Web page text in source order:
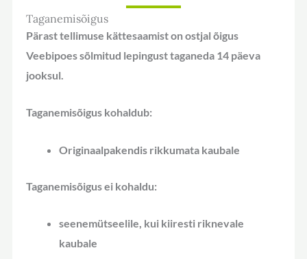
Taganemisõigus
Pärast tellimuse kättesaamist on ostjal õigus
Veebipoes sõlmitud lepingust taganeda 14 päeva
jooksul.
Taganemisõigus kohaldub:
Originaalpakendis rikkumata kaubale
Taganemisõigusei kohaldu:
seenemütseelile, kui kiiresti riknevale
kaubale